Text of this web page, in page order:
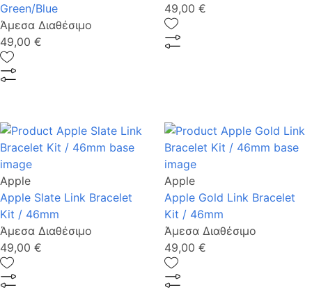
Green/Blue
Άμεσα Διαθέσιμο
49,00 €
49,00 €
Apple
Apple Slate Link Bracelet
Kit / 46mm
Άμεσα Διαθέσιμο
49,00 €
Apple
Apple Gold Link Bracelet
Kit / 46mm
Άμεσα Διαθέσιμο
49,00 €